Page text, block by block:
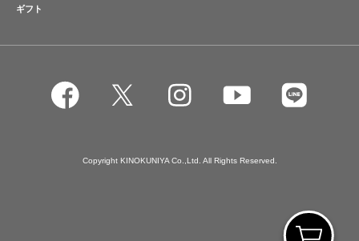
ギフト
Copyright KINOKUNIYA Co.,Ltd. All Rights Reserved.